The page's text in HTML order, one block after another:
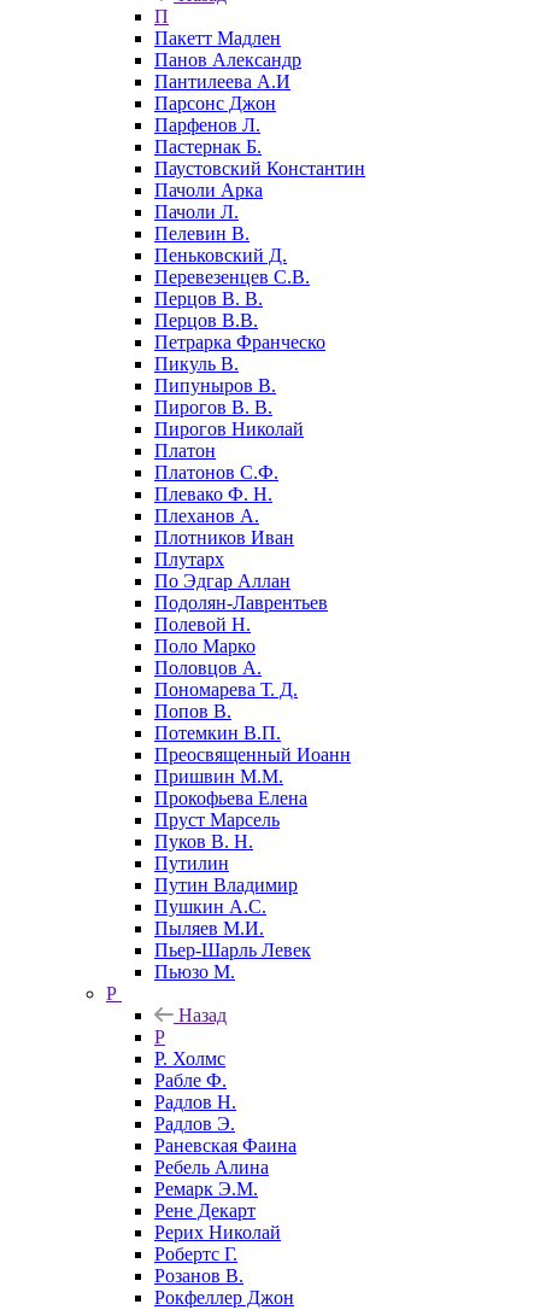
П
Пакетт Мадлен
Панов Александр
Пантилеева А.И
Парсонс Джон
Парфенов Л.
Пастернак Б.
Паустовский Константин
Пачоли Арка
Пачоли Л.
Пелевин В.
Пеньковский Д.
Перевезенцев С.В.
Перцов В. В.
Перцов В.В.
Петрарка Франческо
Пикуль В.
Пипуныров В.
Пирогов В. В.
Пирогов Николай
Платон
Платонов С.Ф.
Плевако Ф. Н.
Плеханов А.
Плотников Иван
Плутарх
По Эдгар Аллан
Подолян-Лаврентьев
Полевой Н.
Поло Марко
Половцов А.
Пономарева Т. Д.
Попов В.
Потемкин В.П.
Преосвященный Иоанн
Пришвин М.М.
Прокофьева Елена
Пруст Марсель
Пуков В. Н.
Путилин
Путин Владимир
Пушкин А.С.
Пыляев М.И.
Пьер-Шарль Левек
Пьюзо М.
Р
Назад
Р
Р. Холмс
Рабле Ф.
Радлов Н.
Радлов Э.
Раневская Фаина
Ребель Алина
Ремарк Э.М.
Рене Декарт
Рерих Николай
Робертс Г.
Розанов В.
Рокфеллер Джон